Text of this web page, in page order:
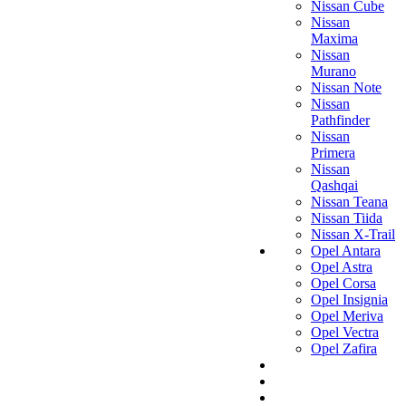
Nissan Cube
Nissan
Maxima
Nissan
Murano
Nissan Note
Nissan
Pathfinder
Nissan
Primera
Nissan
Qashqai
Nissan Teana
Nissan Tiida
Nissan X-Trail
Opel Antara
Opel Astra
Opel Corsa
Opel Insignia
Opel Meriva
Opel Vectra
Opel Zafira